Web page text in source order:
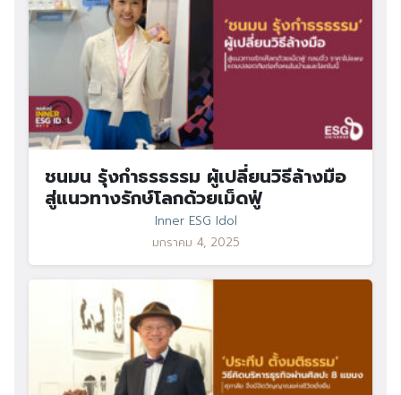
ชนมน รุ้งกำธรธรรม ผู้เปลี่ยนวิธีล้างมือ
สู่แนวทางรักษ์โลกด้วยเม็ดฟู่
Inner ESG Idol
มกราคม 4, 2025